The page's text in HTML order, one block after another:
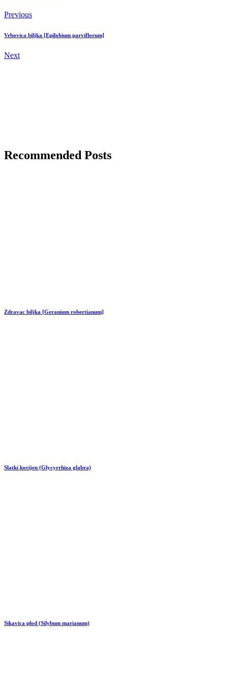
Previous
Vrbovica biljka [Epilobium parviflorum]
Next
Recommended Posts
Zdravac biljka [Geranium robertianum]
Slatki korijen (Glycyrrhiza glabra)
Sikavica plod (Silybum marianum)